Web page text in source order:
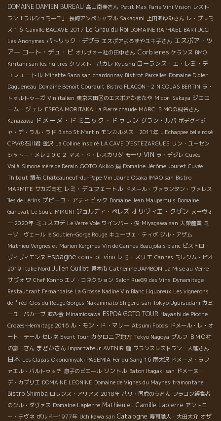
DOMAINE DAMIEN BUREAU 高山南美さん Petit Max Paris Vini Vision レスト
ラン「ラルシュミーユ」
長崎アンペキャブル Sakagami 上田あゆみさん レ・プレミ
ス１６ Camille BACAVE 2017 Le Grau du Roi DOMAINE RAPHAEL BARTUCCI
Les Anonymes パトリック・デプラ エスポアよろずやユキ子さん エスポア・ツ
アー コート・デュ・ピ オルヴォー社の田中さん Corbieres ケランヌ BMO
Kiritani san les huitres クリスト・パカレ Kyushu ローランス・エ・レミ・デ
ュフェートル Minette Sano san chardonnay Bistrot Parcelles Domaine Didier
Dagueneau Domaine Benoit Courault Bistro FLACON - 2 NICOLAS BERTIN ラ・
トォルトゥーガ Vin italien 東京大田区のエスポアかまたや Midori Sakaya ジェロ
ーム・ジュレ ESPOA MORITAKA La Pierre chaude MARC ＢＭОの桐谷さん
Kanazawa ドメーヌ・ドミニック・ドゥラン グラン・ルパ ボデグイジ
ャ・デ・ラル・ラド Bisto St.Martin モンカルメス 2011年 L'Echappee belle rosé
CPVの石川君 金沢 La Colline Inspiré LA CAVE D’ESTEZARGUES リン・ユーセン
シャトー・メレ２００２ マス・ド・レスカリダ モーリ VIN ラ・デジレ Cuvée
Voilà Simone mère de Derain GOTO Akiko 鍋 Domaine Jérôme Jouret Cuvée
Thibaut 調布 Châteauneuf-du-Pape Vin Jaune Osaka IMAO san Bistro
MARMITE サカガミ社 レミ・デュフェートル ドメール・ヴァランタン・ヴァレス
îles de Lérins プピーユ・アティピック Domaine Jean Maupertuis Domaine
Ganevat Le Soula MIKUNI ジョルディ・ペレズ オリヴィエ・クザン ヌーヴォ
ー 2020年 ミュスカデ Le Verre Vole ワインバー・俊 Miyagawa san 大榮産業 ミ
ーゾ・ヴェール le Soutien-Gorge Rouge キューヴェ・ティボ ジル・アザム
Mathieu Vergnes et Marion Kergines Vin de Cannes Beaujolais blanc ビストロ・
ヴィヴィエンヌ Espagne coinstot vino レミ・スリエ Cannes ミレジム・ビオ
2019 Italie Nord Julien Guillot 見本市 Catherine JAMBON La Mise au Verre
サヴォワ Chef Konno エノ・コネクション Salon Rue89 des Vins Dynamitage
Restautrant Fernandaise La Grosse Nadine Vin Blanc Liquoreux Les vignerons
de l'iréel Clos du Rouge Gorges Nakaminato Shigeru san Tokyo Uguisudani カミ
ーユ・バカーブ 飲み会 Minamiosawa ESPOA GOTO TOUR Hayashi de Pioche
Crozes-Hermitage 2016 ル・モン・ド・マリー Atsumi Foods ドメール・レ・オ
ート・テール セレネ Event Tour カタロニア地方 Tokyo Nagoya プルフ ＢＭＯ社
の鎌田さん まどかさん Importateur AVENIR 鮨 フランスレストラン 大輔さん
日本 Les Clapas Okonomiyaki PASEMIA Fer du Sang 16 南大沢 ドメーヌ・ラフ
ァエル・バルトゥッチ 息子のピエール ソントル Baton Itagaki san ドメーヌ・
デ・カプリエ DOMAINE LEONINE Domaine de Vignes du Maynes tramontane
Bistro Shimba ロランス・アリアス 2018年 パリ・国虎のうどん フラコン経営者
のジル・ダヴァス Domaine Lapierre Mathieu et Camille Lapierre アントニ
ー・テヴネ ボルドー1977年 Uchikawa san Catalogne 寿司職人・大田大介 オザ